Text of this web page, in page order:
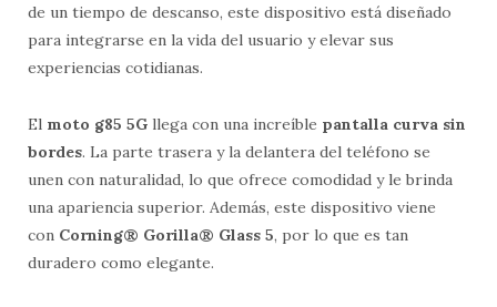
de un tiempo de descanso, este dispositivo está diseñado
para integrarse en la vida del usuario y elevar sus
experiencias cotidianas.
El moto g85 5G llega con una increíble pantalla curva sin
bordes. La parte trasera y la delantera del teléfono se
unen con naturalidad, lo que ofrece comodidad y le brinda
una apariencia superior. Además, este dispositivo viene
con Corning® Gorilla® Glass 5, por lo que es tan
duradero como elegante.